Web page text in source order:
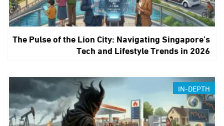
The Pulse of the Lion City: Navigating Singapore’s
Tech and Lifestyle Trends in 2026
IN-DEPTH